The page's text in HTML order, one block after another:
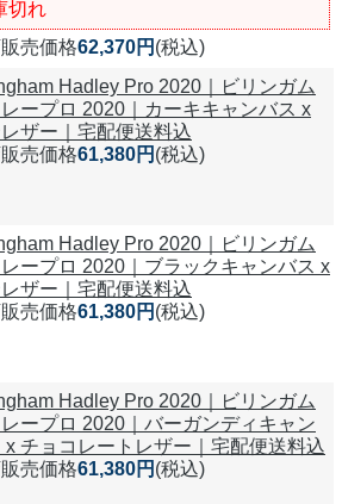
切れ
売価格62,370円 (税込)
Hadley Pro 2020｜ビリンガム
ープロ 2020｜カーキキャンバス x
ザー｜宅配便送料込
売価格61,380円 (税込)
Hadley Pro 2020｜ビリンガム
ープロ 2020｜ブラックキャンバス x
ザー｜宅配便送料込
売価格61,380円 (税込)
Hadley Pro 2020｜ビリンガム
ープロ 2020｜バーガンディキャン
x チョコレートレザー｜宅配便送料込
売価格61,380円 (税込)